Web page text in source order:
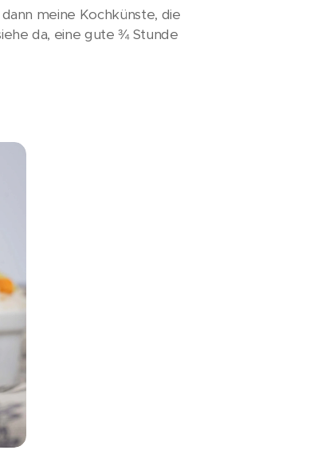
meine Kochkünste, die
da, eine gute ¾ Stunde